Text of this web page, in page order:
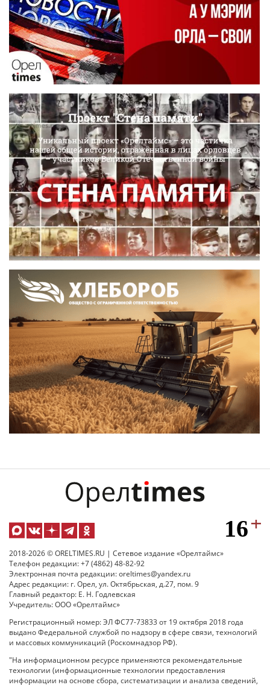
2018-2026 © ORELTIMES.RU | Сетевое издание «Орелтаймс»
Телефон редакции: +7 (4862) 48-82-92
Электронная почта редакции: oreltimes@yandex.ru
Адрес редакции: г. Орел, ул. Октябрьская, д.27, пом. 9
Главный редактор: Е. Н. Годлевская
Учредитель: ООО «Орелтаймс»
Регистрационный номер: ЭЛ ФС77-73833 от 19 октября 2018 года
выдано Федеральной службой по надзору в сфере связи, технологий
и массовых коммуникаций (Роскомнадзор РФ).
"На информационном ресурсе применяются рекомендательные
технологии (информационные технологии предоставления
информации на основе сбора, систематизации и анализа сведений,